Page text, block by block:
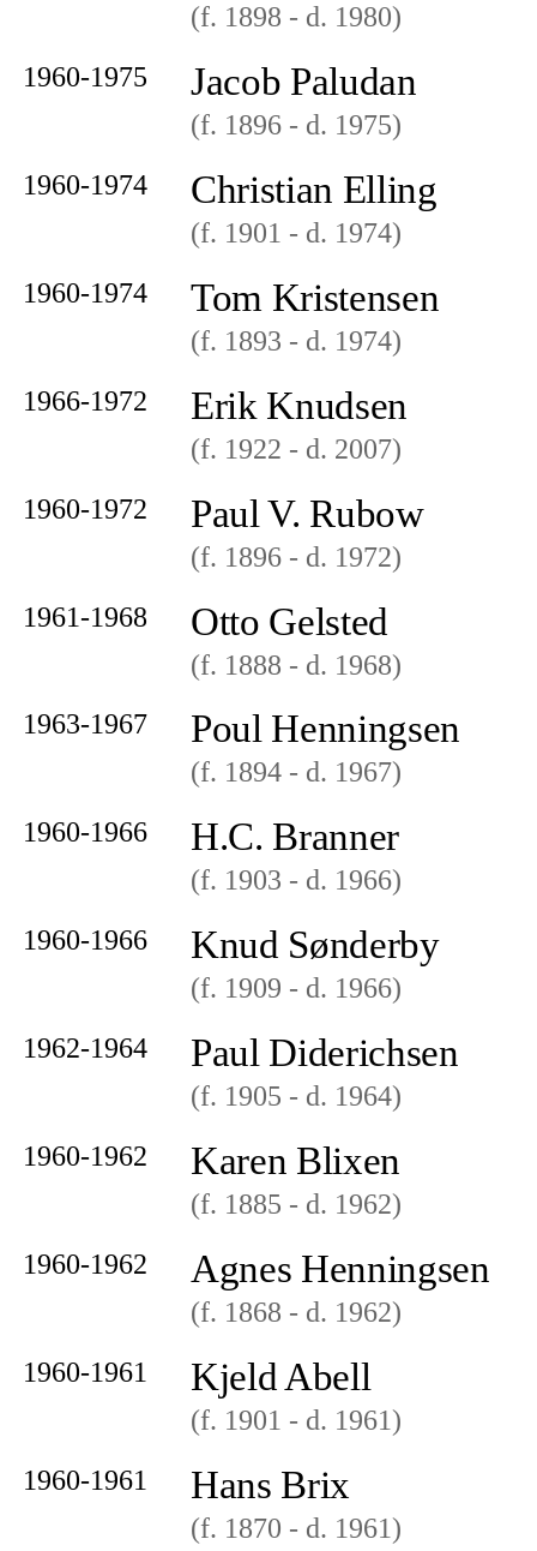
(f. 1898 - d. 1980)
1960-1975
Jacob Paludan
(f. 1896 - d. 1975)
1960-1974
Christian Elling
(f. 1901 - d. 1974)
1960-1974
Tom Kristensen
(f. 1893 - d. 1974)
1966-1972
Erik Knudsen
(f. 1922 - d. 2007)
1960-1972
Paul V. Rubow
(f. 1896 - d. 1972)
1961-1968
Otto Gelsted
(f. 1888 - d. 1968)
1963-1967
Poul Henningsen
(f. 1894 - d. 1967)
1960-1966
H.C. Branner
(f. 1903 - d. 1966)
1960-1966
Knud Sønderby
(f. 1909 - d. 1966)
1962-1964
Paul Diderichsen
(f. 1905 - d. 1964)
1960-1962
Karen Blixen
(f. 1885 - d. 1962)
1960-1962
Agnes Henningsen
(f. 1868 - d. 1962)
1960-1961
Kjeld Abell
(f. 1901 - d. 1961)
1960-1961
Hans Brix
(f. 1870 - d. 1961)